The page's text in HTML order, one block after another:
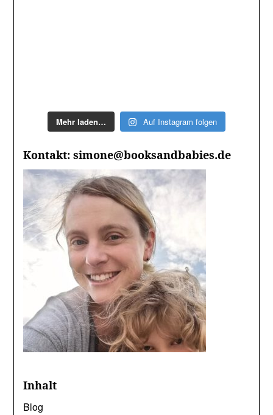
Mehr laden… Auf Instagram folgen
Kontakt: simone@booksandbabies.de
Inhalt
Blog